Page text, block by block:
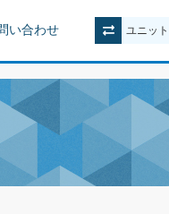
い合わせ ユニット